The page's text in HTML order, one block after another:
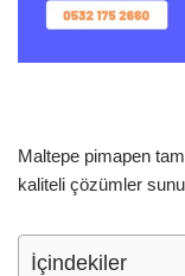
Maltepe pimapen
kaliteli çözümler
İçindekiler